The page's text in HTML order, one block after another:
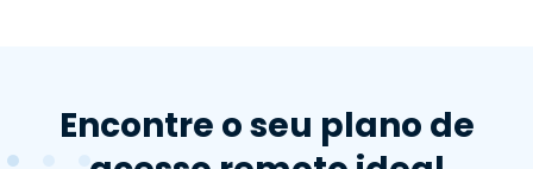
Encontre o seu plano de